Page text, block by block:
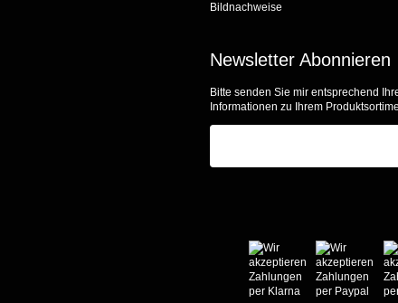
Bildnachweise
Newsletter Abonnieren
Bitte senden Sie mir entsprechend
Informationen zu Ihrem